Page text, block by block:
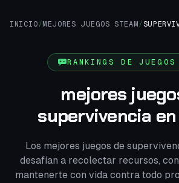
INICIO / MEJORES JUEGOS STEAM /
RANKINGS DE JUEGOS
mejores
supervivencia
Los mejores juegos de
desafían a recolectar recursos,
mantenerte con vida contra todo